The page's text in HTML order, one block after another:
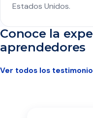
Estados Unidos.
Conoce la
aprendedores
Ver todos los